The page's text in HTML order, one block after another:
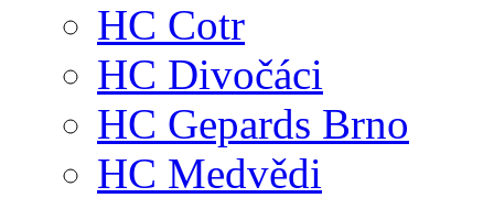
HC Cotr
HC Divočáci
HC Gepards Brno
HC Medvědi